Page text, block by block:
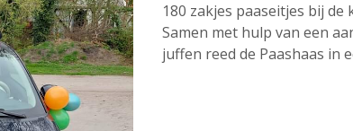
180 zakjes paaseitjes bij de
Samen met hulp van een
juffen reed de Paashaas in